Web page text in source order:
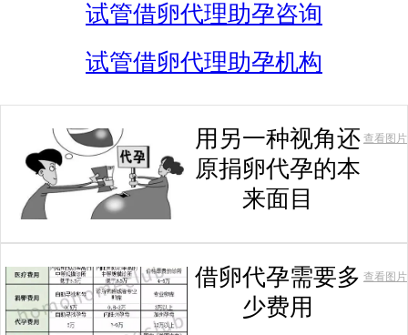
试管借卵代理助孕咨询
试管借卵代理助孕机构
用另一种视角还
原捐卵代孕的本
来面目
查看图片
借卵代孕需要多
少费用
查看图片